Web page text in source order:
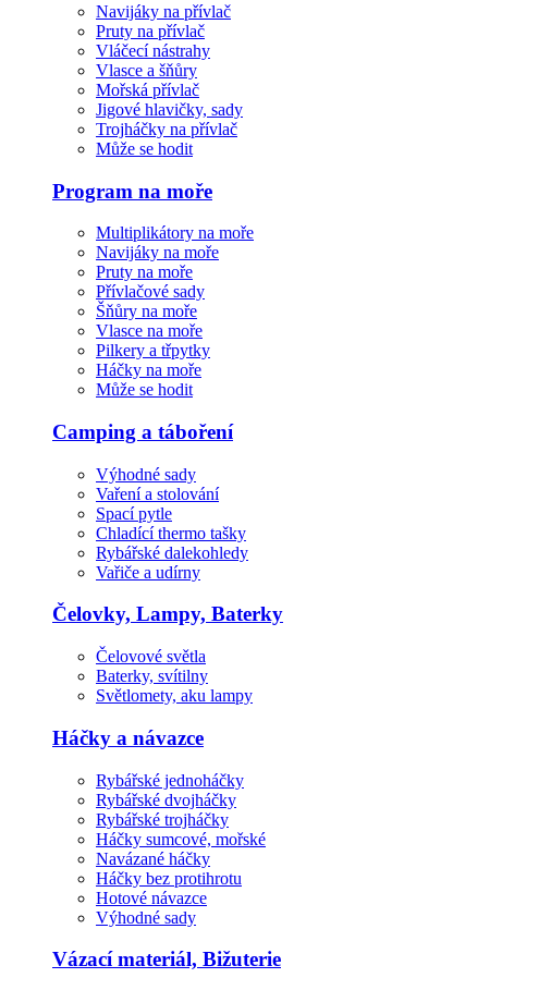
Navijáky na přívlač
Pruty na přívlač
Vláčecí nástrahy
Vlasce a šňůry
Mořská přívlač
Jigové hlavičky, sady
Trojháčky na přívlač
Může se hodit
Program na moře
Multiplikátory na moře
Navijáky na moře
Pruty na moře
Přívlačové sady
Šňůry na moře
Vlasce na moře
Pilkery a třpytky
Háčky na moře
Může se hodit
Camping a táboření
Výhodné sady
Vaření a stolování
Spací pytle
Chladící thermo tašky
Rybářské dalekohledy
Vařiče a udírny
Čelovky, Lampy, Baterky
Čelovové světla
Baterky, svítilny
Světlomety, aku lampy
Háčky a návazce
Rybářské jednoháčky
Rybářské dvojháčky
Rybářské trojháčky
Háčky sumcové, mořské
Navázané háčky
Háčky bez protihrotu
Hotové návazce
Výhodné sady
Vázací materiál, Bižuterie